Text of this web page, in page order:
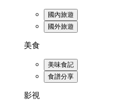
國內旅遊
國外旅遊
美食
美味食記
食譜分享
影視